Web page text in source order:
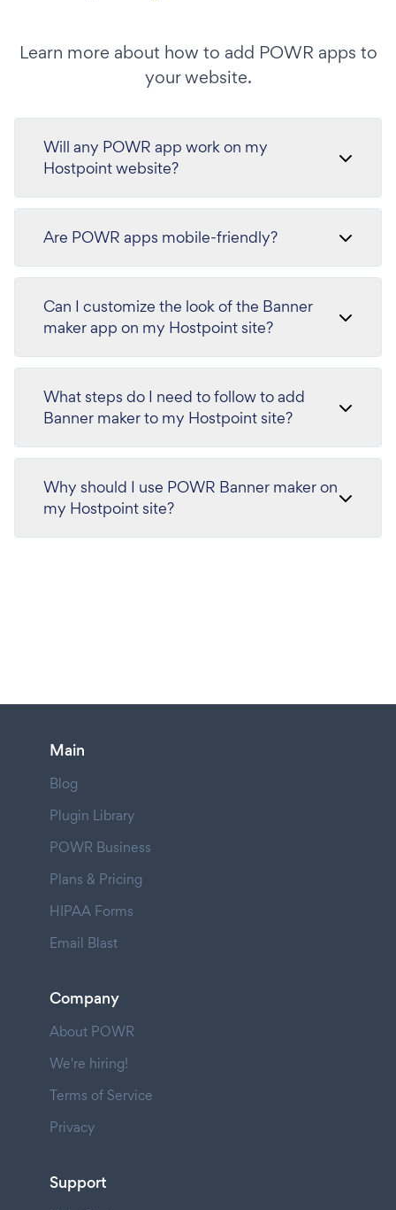
Learn more about how to add POWR apps to
your website.
Will any POWR app work on my
Hostpoint website?
Are POWR apps mobile-friendly?
Can I customize the look of the Banner
maker app on my Hostpoint site?
What steps do I need to follow to add
Banner maker to my Hostpoint site?
Why should I use POWR Banner maker on
my Hostpoint site?
Main
Blog
Plugin Library
POWR Business
Plans & Pricing
HIPAA Forms
Email Blast
Company
About POWR
We're hiring!
Terms of Service
Privacy
Support